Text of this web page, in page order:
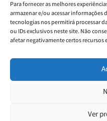
Para fornecer as melhores
armazenar e/ou acessar
tecnologias nos permitirá processar
ou IDs exclusivos neste site. Não
afetar negativamente certos recursos
Ver
Newsletter Processo
redes sociais